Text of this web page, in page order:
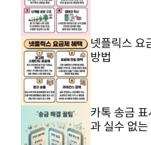
넷플릭스 요
방법
카톡 송금
과 실수 없